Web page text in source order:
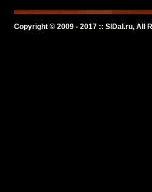
Copyright © 2009 - 2017 :: SlDal.ru, All